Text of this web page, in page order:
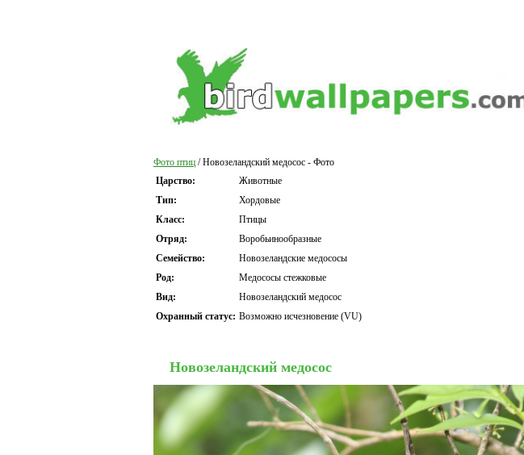
Фото птиц / Новозеландский медосос - Фото
Царство:
Животные
Тип:
Хордовые
Класс:
Птицы
Отряд:
Воробьинообразные
Семейство:
Новозеландские медососы
Род:
Медососы стежковые
Вид:
Новозеландский медосос
Охранный статус: Возможно исчезновение (VU)
Новозеландский медосос